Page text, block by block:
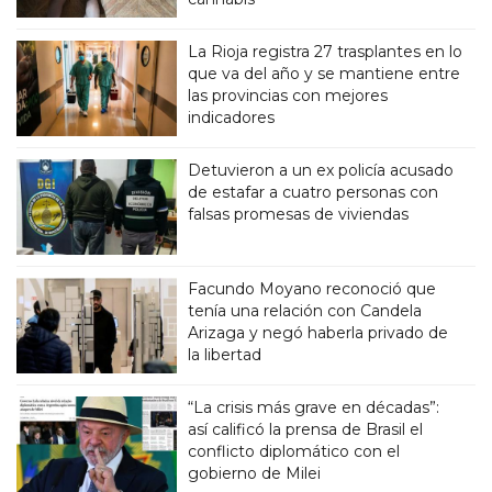
La Rioja registra 27 trasplantes en lo
que va del año y se mantiene entre
las provincias con mejores
indicadores
Detuvieron a un ex policía acusado
de estafar a cuatro personas con
falsas promesas de viviendas
Facundo Moyano reconoció que
tenía una relación con Candela
Arizaga y negó haberla privado de
la libertad
“La crisis más grave en décadas”:
así calificó la prensa de Brasil el
conflicto diplomático con el
gobierno de Milei